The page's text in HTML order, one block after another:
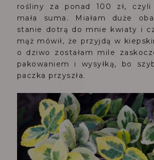
rośliny za ponad 100 zł,
mała suma. Miałam duże
stanie dotrą do mnie kwiaty i
mąż mówił, że przyjdą w
o dziwo zostałam mile
pakowaniem i wysyłką, bo
paczka przyszła.